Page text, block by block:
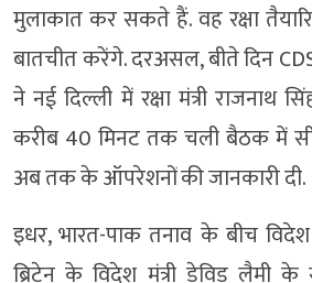
मुलाकात कर सकते हैं. वह रक्षा
बातचीत करेंगे. दरअसल, बीते दिन
ने नई दिल्ली में रक्षा मंत्री राजनाथ
करीब 40 मिनट तक चली बैठक में
अब तक के ऑपरेशनों की जानकारी दी.
इधर, भारत-पाक तनाव के बीच
ब्रिटेन के विदेश मंत्री डेविड लैमी